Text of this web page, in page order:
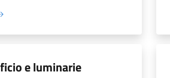
e luminarie